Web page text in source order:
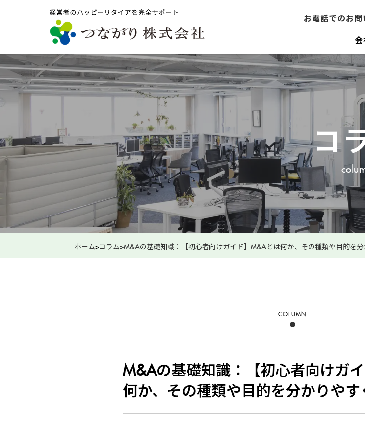
お電話でのお問
会
コ
ホーム コラム M&Aの基礎知識：【初心者向けガイド】M&Aとは何か、その種類や目的を分
M&Aの基礎知識：【初心者向けガ
何か、その種類や目的を分かりやす
COLUMN